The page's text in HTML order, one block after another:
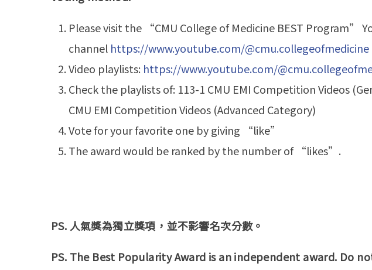
Please visit the “CMU College of Medicine BEST Program”
channel https://www.youtube.com/@cmu.collegeofmedicine
Video playlists: https://www.youtube.com/@cmu.
Check the playlists of: 113-1 CMU EMI Competition Videos
CMU EMI Competition Videos (Advanced Category)
Vote for your favorite one by giving “like”
The award would be ranked by the number of “likes”.
PS. 人氣獎為獨立獎項，並不影響名次分數。
PS. The Best Popularity Award is an independent award. Do